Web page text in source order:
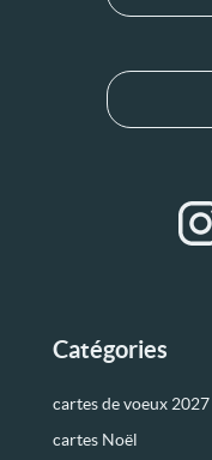
Catégories
cartes de voeux 2027
cartes Noël